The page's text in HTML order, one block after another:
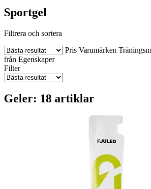
Sportgel
Filtrera och sortera
Pris Varumärken
från Egenskaper
Filter
Geler: 18 artiklar